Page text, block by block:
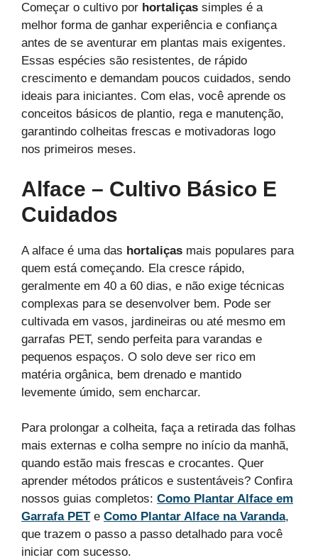
Começar o cultivo por hortaliças simples é a
melhor forma de ganhar experiência e confiança
antes de se aventurar em plantas mais exigentes.
Essas espécies são resistentes, de rápido
crescimento e demandam poucos cuidados, sendo
ideais para iniciantes. Com elas, você aprende os
conceitos básicos de plantio, rega e manutenção,
garantindo colheitas frescas e motivadoras logo
nos primeiros meses.
Alface – Cultivo Básico E
Cuidados
A alface é uma das hortaliças mais populares para
quem está começando. Ela cresce rápido,
geralmente em 40 a 60 dias, e não exige técnicas
complexas para se desenvolver bem. Pode ser
cultivada em vasos, jardineiras ou até mesmo em
garrafas PET, sendo perfeita para varandas e
pequenos espaços. O solo deve ser rico em
matéria orgânica, bem drenado e mantido
levemente úmido, sem encharcar.
Para prolongar a colheita, faça a retirada das folhas
mais externas e colha sempre no início da manhã,
quando estão mais frescas e crocantes. Quer
aprender métodos práticos e sustentáveis? Confira
nossos guias completos: Como Plantar Alface em
Garrafa PETe Como Plantar Alface na Varanda,
que trazem o passo a passo detalhado para você
iniciar com sucesso.
Guia Completo de como Plantar Alface e Ter uma Horta